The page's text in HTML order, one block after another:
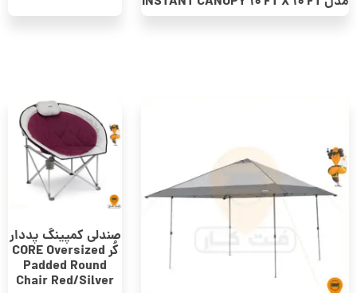
صندلی کمپینگ پددار
کُر CORE Oversized
Padded Round
Chair Red/Silver